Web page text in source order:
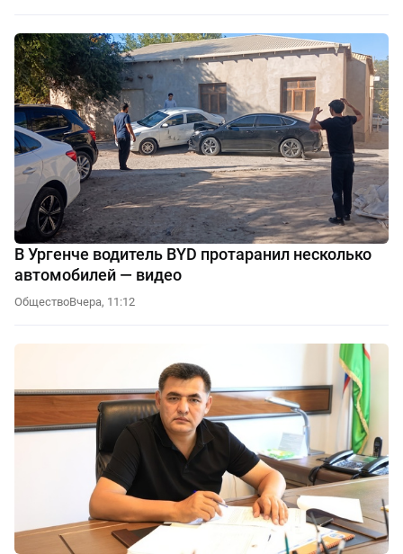
В Ургенче водитель BYD протаранил несколько
автомобилей — видео
ОбществоВчера, 11:12